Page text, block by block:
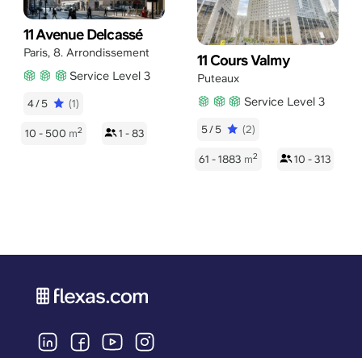
11 Avenue Delcassé
Paris, 8. Arrondissement
Service Level 3
4/5 (1)
10 - 500 m2 1 - 83
11 Cours Valmy
Puteaux
Service Level 3
5/5 (2)
61 - 1883 m2 10 - 313